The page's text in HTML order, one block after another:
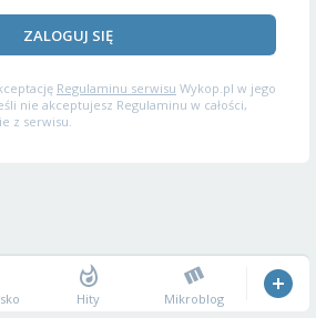
ZALOGUJ SIĘ
Regulaminu serwisu Wykop.pl w jego
nie akceptujesz Regulaminu w całości,
z serwisu.
Hity Mikroblog